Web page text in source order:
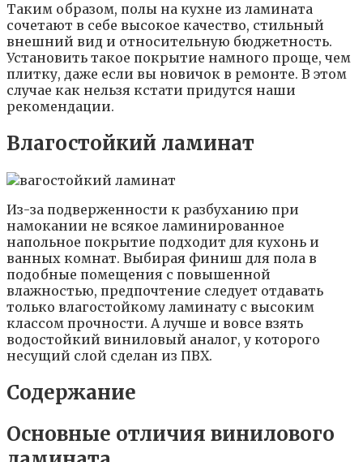
Таким образом, полы на кухне из ламината
сочетают в себе высокое качество, стильный
внешний вид и относительную бюджетность.
Установить такое покрытие намного проще, чем
плитку, даже если вы новичок в ремонте. В этом
случае как нельзя кстати придутся наши
рекомендации.
Влагостойкий ламинат
Из-за подверженности к разбуханию при
намокании не всякое ламинированное
напольное покрытие подходит для кухонь и
ванных комнат. Выбирая финиш для пола в
подобные помещения с повышенной
влажностью, предпочтение следует отдавать
только влагостойкому ламинату с высоким
классом прочности. А лучше и вовсе взять
водостойкий виниловый аналог, у которого
несущий слой сделан из ПВХ.
Содержание
Основные отличия винилового